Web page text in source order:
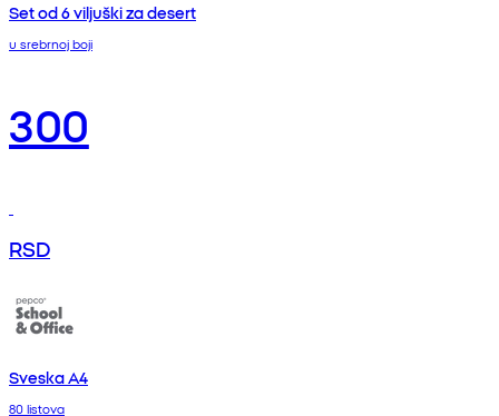
Set od 6 viljuški za desert
u srebrnoj boji
300
RSD
Sveska A4
80 listova